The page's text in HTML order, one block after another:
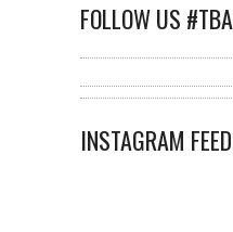
FOLLOW US #TBA
INSTAGRAM FEED